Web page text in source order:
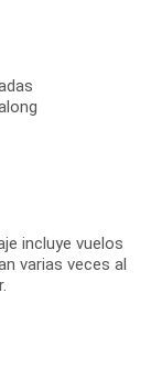
incluye vuelos
varias veces al